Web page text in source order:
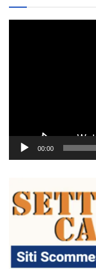
00:00